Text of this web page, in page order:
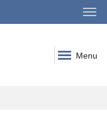
Menu